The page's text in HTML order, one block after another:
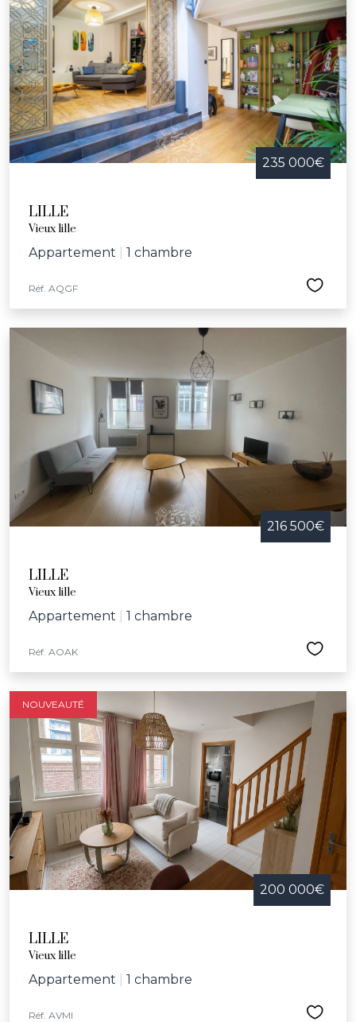
235 000€
LILLE
Vieux lille
Appartement 1 chambre
Réf. AQGF
216 500€
LILLE
Vieux lille
Appartement 1 chambre
Réf. AOAK
NOUVEAUTÉ
200 000€
LILLE
Vieux lille
Appartement 1 chambre
Réf. AVMI